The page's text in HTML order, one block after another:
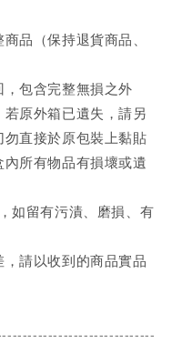
品（保持退貨商品、
包含完整無損之外
原外箱已遺失，請另
直接於原包裝上黏貼
所有物品有損壞或遺
如留有污漬、磨損、有
請以收到的商品實品